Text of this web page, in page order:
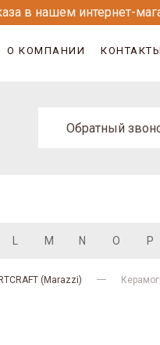
в нашем интернет-
О КОМПАНИИ КОНТАКТЫ
Обратный
M N O P
(Marazzi)